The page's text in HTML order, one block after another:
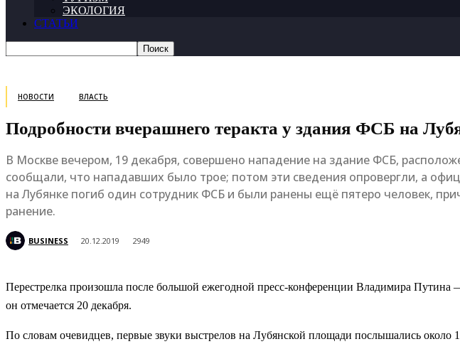
ЭКОЛОГИЯ
СТАТЬИ
НОВОСТИ ВЛАСТЬ
Подробности вчерашнего теракта у здания ФСБ на
В Москве вечером, 19 декабря, совершено нападение на здание ФСБ,
сообщали, что нападавших было трое; потом эти сведения опровергли, а
на Лубянке погиб один сотрудник ФСБ и были ранены ещё пятеро человек,
ранение.
BUSINESS 20.12.2019 2949
Перестрелка произошла после большой ежегодной пресс-конференции Владимира
он отмечается 20 декабря.
По словам очевидцев, первые звуки выстрелов на Лубянской площади послышались